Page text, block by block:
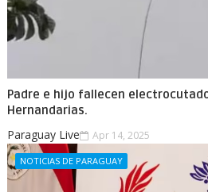
Padre e hijo fallecen
Hernandarias.
Paraguay Live Apr 14, 2025
NOTICIAS DE PARAGUAY